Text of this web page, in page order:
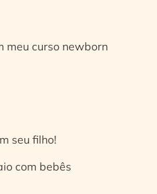
meu curso newborn
seu filho!
com bebês